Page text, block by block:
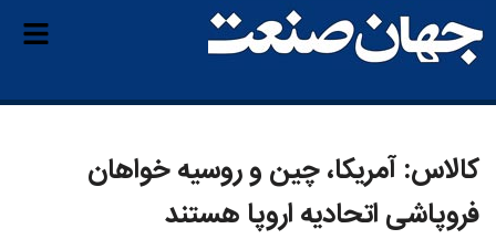
کالاس: آمریکا، چین و روسیه خواهان
فروپاشی اتحادیه اروپا هستند